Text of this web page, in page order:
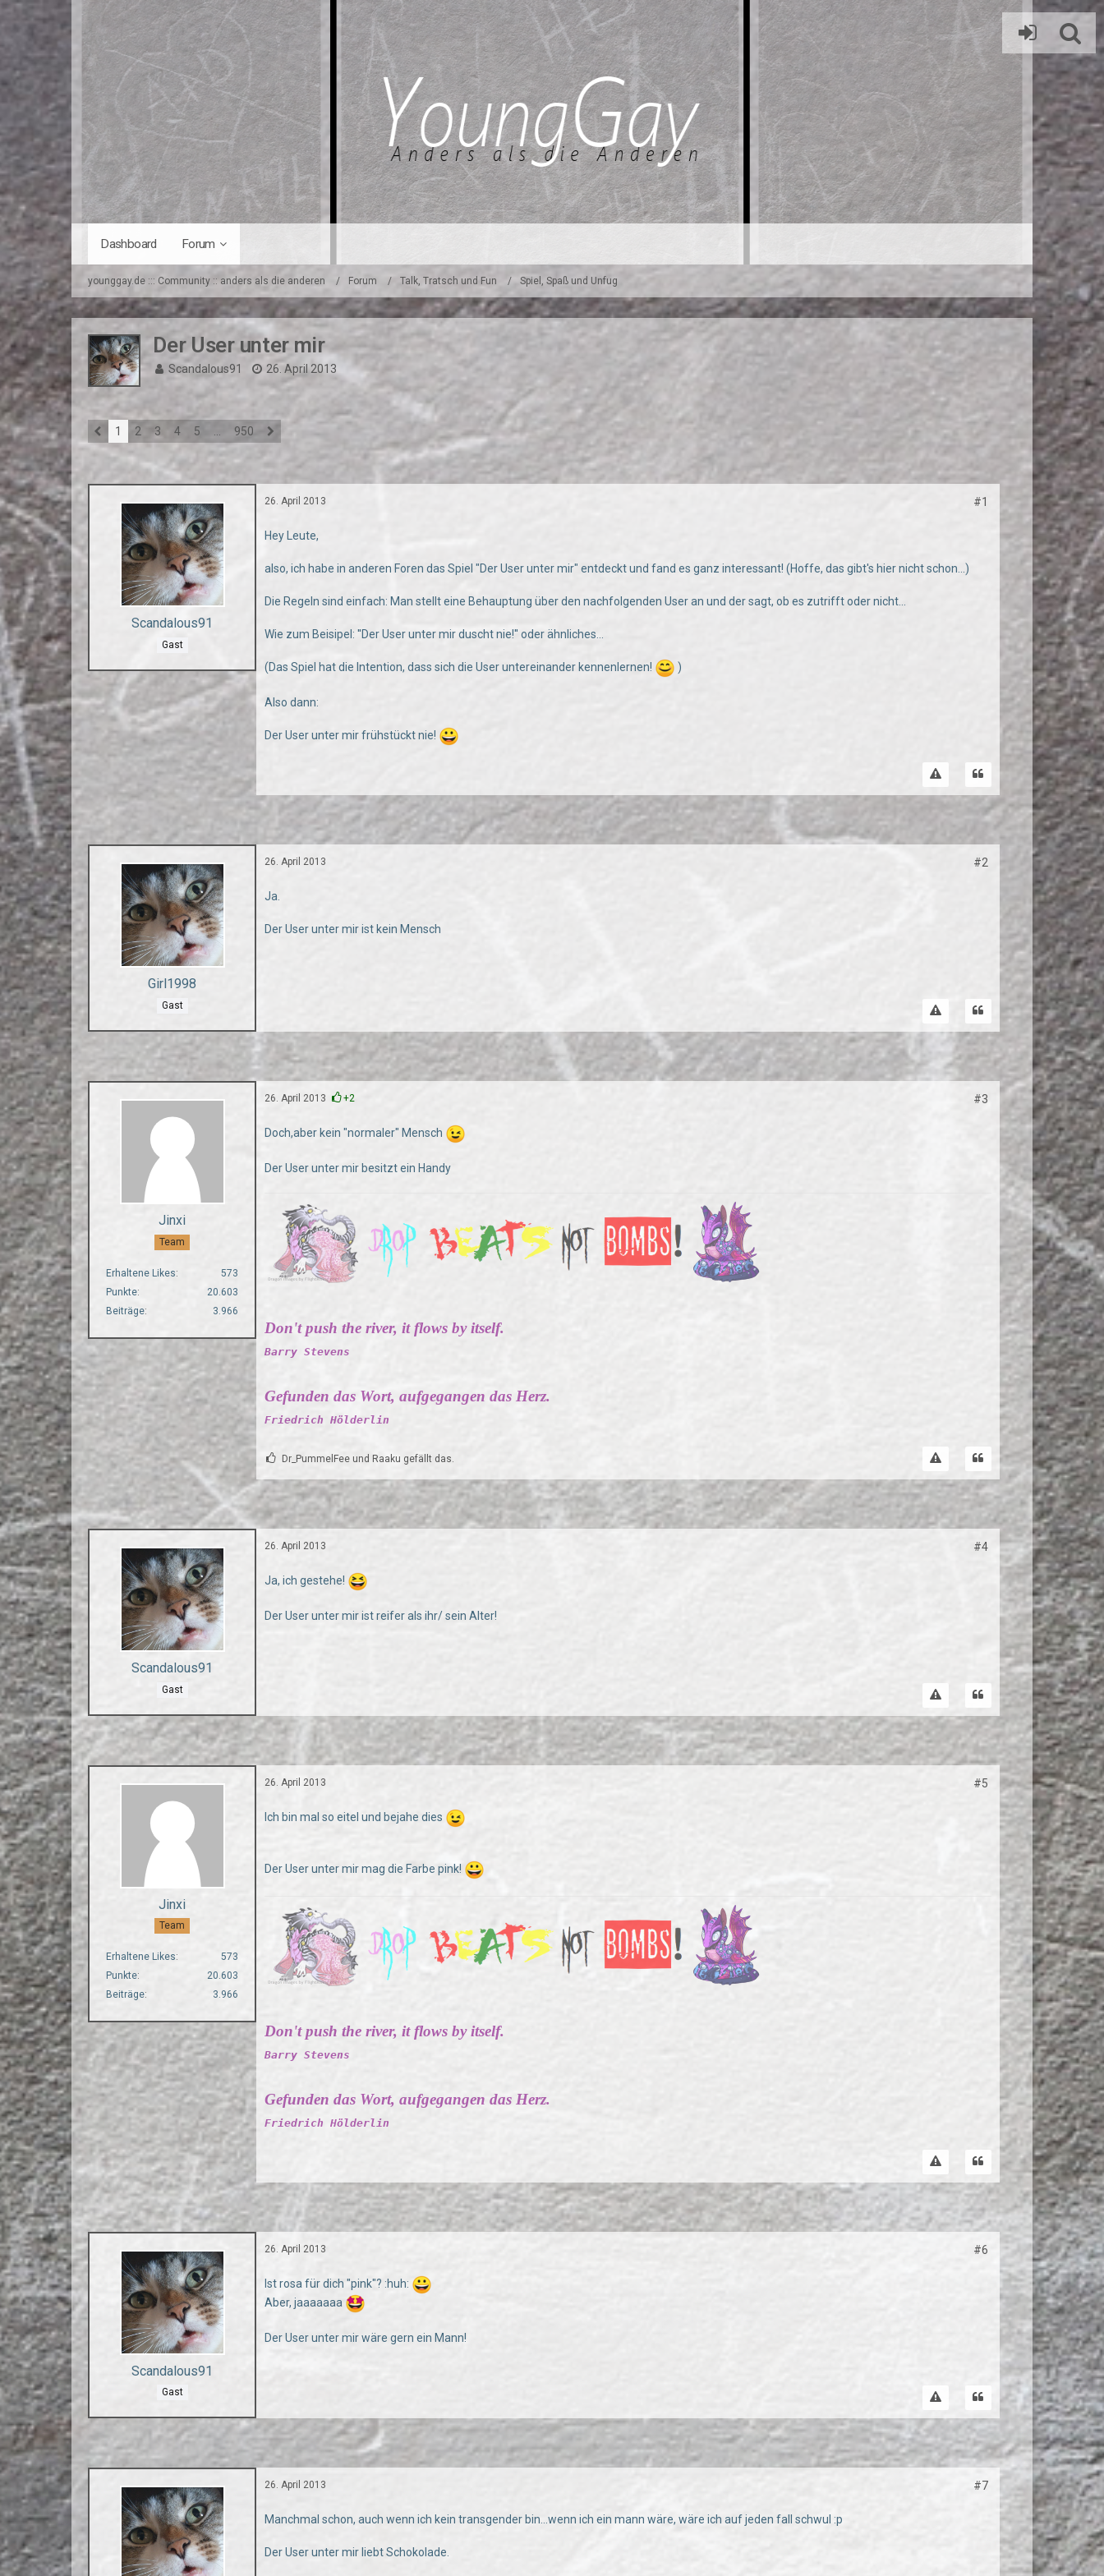
Dashboard Forum
younggay.de ::: Community :: anders als die anderen Forum Talk, Tratsch und Fun Spiel, Spaß und Unfug
Der User unter mir
Scandalous91 26. April 2013
1 2 3 4 5 950
Scandalous91
Gast
26. April 2013 #1
Hey Leute,
also, ich habe in anderen Foren das Spiel "Der User unter mir" entdeckt und fand es ganz interessant! (Hoffe, das gibt's hier nicht schon...)
Die Regeln sind einfach: Man stellt eine Behauptung über den nachfolgenden User an und der sagt, ob es zutrifft oder nicht...
Wie zum Beisipel: ''Der User unter mir duscht nie!'' oder ähnliches...
(Das Spiel hat die Intention, dass sich die User untereinander kennenlernen! )
Also dann:
Der User unter mir frühstückt nie!
Girl1998
Gast
26. April 2013 #2
Ja.
Der User unter mir ist kein Mensch
Jinxi
Team
Erhaltene Likes
573
Punkte
20.603
Beiträge
3.966
26. April 2013 +2 #3
Doch,aber kein "normaler" Mensch
Der User unter mir besitzt ein Handy
Don't push the river, it flows by itself.
Barry Stevens
Gefunden das Wort, aufgegangen das Herz.
Friedrich Hölderlin
Dr_PummelFee und Raaku gefällt das.
Scandalous91
Gast
26. April 2013 #4
Ja, ich gestehe!
Der User unter mir ist reifer als ihr/ sein Alter!
Jinxi
Team
Erhaltene Likes
573
Punkte
20.603
Beiträge
3.966
26. April 2013 #5
Ich bin mal so eitel und bejahe dies
Der User unter mir mag die Farbe pink!
Don't push the river, it flows by itself.
Barry Stevens
Gefunden das Wort, aufgegangen das Herz.
Friedrich Hölderlin
Scandalous91
Gast
26. April 2013 #6
Ist rosa für dich "pink"? :huh:
Aber, jaaaaaaa
Der User unter mir wäre gern ein Mann!
26. April 2013 #7
Manchmal schon, auch wenn ich kein transgender bin...wenn ich ein mann wäre, wäre ich auf jeden fall schwul :p
Der User unter mir liebt Schokolade.